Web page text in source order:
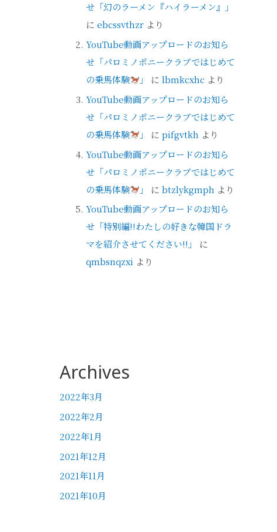
せ「幻のラーメン『ハイラーメン』」
に ebcssvthzr より
YouTube動画アップロードのお知ら
せ「パロミノポニークラブではじめて
の乗馬体験
」 にlbmkcxhc より
YouTube動画アップロードのお知ら
せ「パロミノポニークラブではじめて
の乗馬体験
」 にpifgvtkh より
YouTube動画アップロードのお知ら
せ「パロミノポニークラブではじめて
の乗馬体験
」 にbtzlykgmph より
YouTube動画アップロードのお知ら
せ「特別編!!わたしの好きな韓国ドラ
マを紹介させてください!!」
に
qmbsnqzxi より
Archives
2022年3月
2022年2月
2022年1月
2021年12月
2021年11月
2021年10月